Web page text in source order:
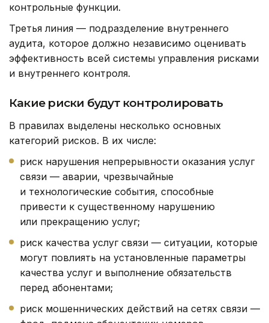
контрольные функции.
Третья линия — подразделение внутреннего
аудита, которое должно независимо оценивать
эффективность всей системы управления рисками
и внутреннего контроля.
Какие риски будут контролировать
В правилах выделены несколько основных
категорий рисков. В их числе:
риск нарушения непрерывности оказания услуг
связи — аварии, чрезвычайные
и технологические события, способные
привести к существенному нарушению
или прекращению услуг;
риск качества услуг связи — ситуации, которые
могут повлиять на установленные параметры
качества услуг и выполнение обязательств
перед абонентами;
риск мошеннических действий на сетях связи —